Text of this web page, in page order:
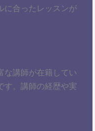
に合ったレッスンが
な講師が在籍してい
す。講師の経歴や実